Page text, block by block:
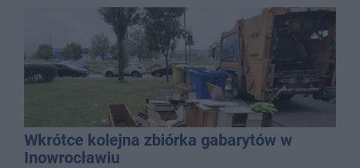
Wkrótce kolejna zbiórka gabarytów w
Inowrocławiu